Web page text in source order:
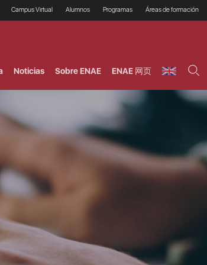
Campus Virtual Alumnos
Prácticas en empresas
Financiación estudios
Imagin LaCaixa
estudios Caja Rural
Programas
Programas Ejecutivos
Áreas de formación
Riesgos
Dirección / Gestión /
Administración de
empresas
Noticias Sobre ENAE ENAE 网页